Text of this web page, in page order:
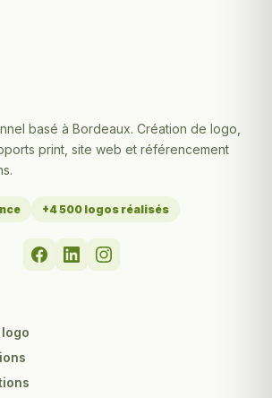
basé à Bordeaux. Création de logo,
print, site web et référencement
+4 500 logos réalisés